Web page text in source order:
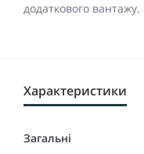
додаткового вантажу.
Характеристики
Загальні